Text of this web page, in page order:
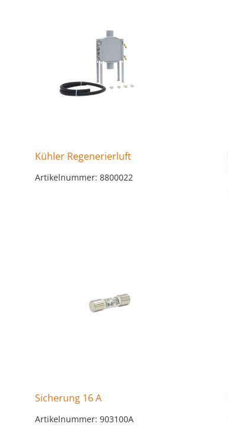
Kühler Regenerierluft
Artikelnummer: 8800022
Sicherung 16 A
Artikelnummer: 903100A